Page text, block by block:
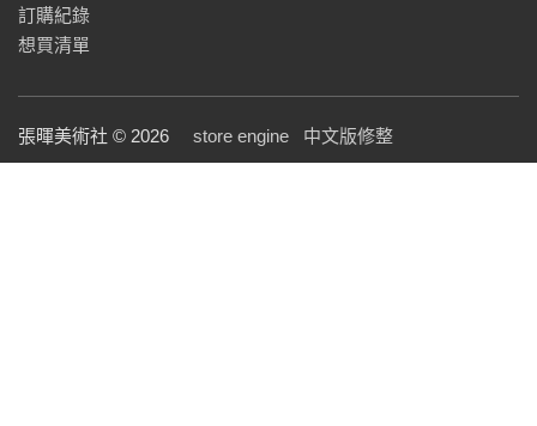
訂購紀錄
想買清單
張暉美術社 © 2026 store engine 中文版修整